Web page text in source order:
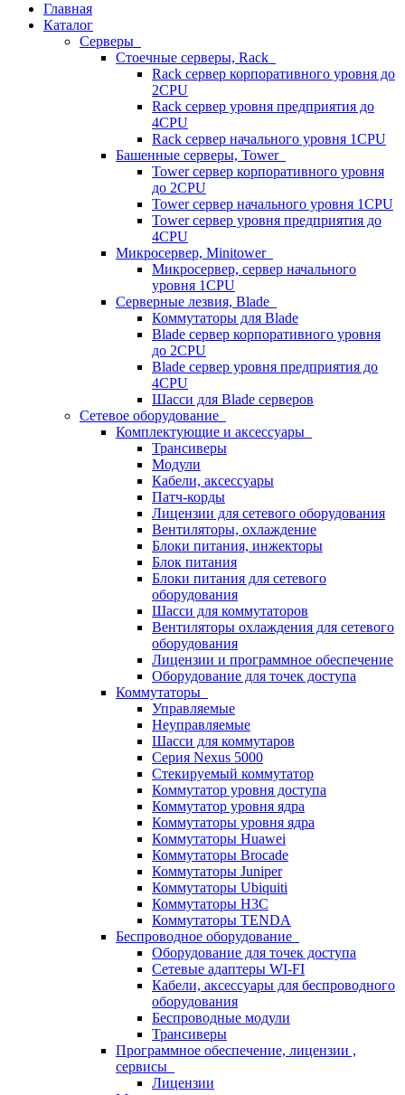
Главная
Каталог
Серверы
Стоечные серверы, Rack
Rack сервер корпоративного уровня до
2CPU
Rack сервер уровня предприятия до
4CPU
Rack сервер начального уровня 1CPU
Башенные серверы, Tower
Tower сервер корпоративного уровня
до 2CPU
Tower сервер начального уровня 1CPU
Tower сервер уровня предприятия до
4CPU
Микросервер, Minitower
Микросервер, сервер начального
уровня 1CPU
Серверные лезвия, Blade
Коммутаторы для Blade
Blade сервер корпоративного уровня
до 2CPU
Blade сервер уровня предприятия до
4CPU
Шасси для Blade серверов
Сетевое оборудование
Комплектующие и аксессуары
Трансиверы
Модули
Кабели, аксессуары
Патч-корды
Лицензии для сетевого оборудования
Вентиляторы, охлаждение
Блоки питания, инжекторы
Блок питания
Блоки питания для сетевого
оборудования
Шасси для коммутаторов
Вентиляторы охлаждения для сетевого
оборудования
Лицензии и программное обеспечение
Оборудование для точек доступа
Коммутаторы
Управляемые
Неуправляемые
Шасси для коммутаров
Серия Nexus 5000
Стекируемый коммутатор
Коммутатор уровня доступа
Коммутатор уровня ядра
Коммутаторы уровня ядра
Коммутаторы Huawei
Коммутаторы Brocade
Коммутаторы Juniper
Коммутаторы Ubiquiti
Коммутаторы H3C
Коммутаторы TENDA
Беспроводное оборудование
Оборудование для точек доступа
Сетевые адаптеры WI-FI
Кабели, аксессуары для беспроводного
оборудования
Беспроводные модули
Трансиверы
Программное обеспечение, лицензии ,
сервисы
Лицензии